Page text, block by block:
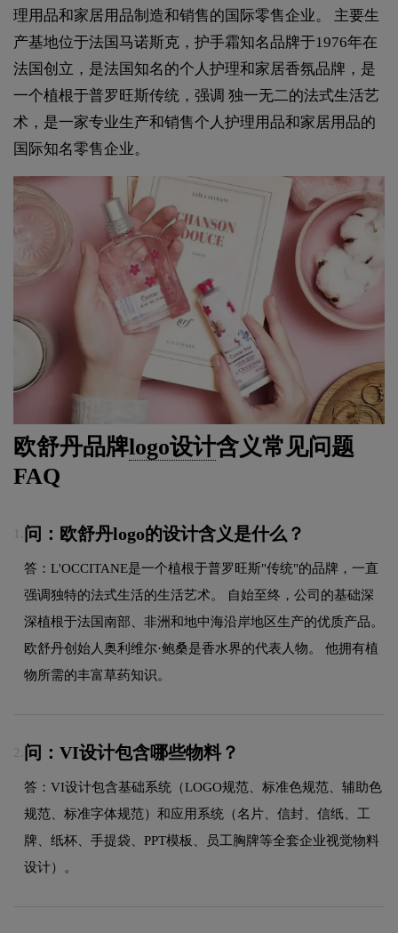
理用品和家居用品制造和销售的国际零售企业。 主要生
产基地位于法国马诺斯克，护手霜知名品牌于1976年在
法国创立，是法国知名的个人护理和家居香氛品牌，是
一个植根于普罗旺斯传统，强调 独一无二的法式生活艺
术，是一家专业生产和销售个人护理用品和家居用品的
国际知名零售企业。
欧舒丹品牌logo设计含义常见问题
FAQ
问：欧舒丹logo的设计含义是什么？
答：L'OCCITANE是一个植根于普罗旺斯"传统"的品牌，一直
强调独特的法式生活的生活艺术。 自始至终，公司的基础深
深植根于法国南部、非洲和地中海沿岸地区生产的优质产品。
欧舒丹创始人奥利维尔·鲍桑是香水界的代表人物。 他拥有植
物所需的丰富草药知识。
2. 问：VI设计包含哪些物料？
答：VI设计包含基础系统（LOGO规范、标准色规范、辅助色
规范、标准字体规范）和应用系统（名片、信封、信纸、工
牌、纸杯、手提袋、PPT模板、员工胸牌等全套企业视觉物料
设计）。